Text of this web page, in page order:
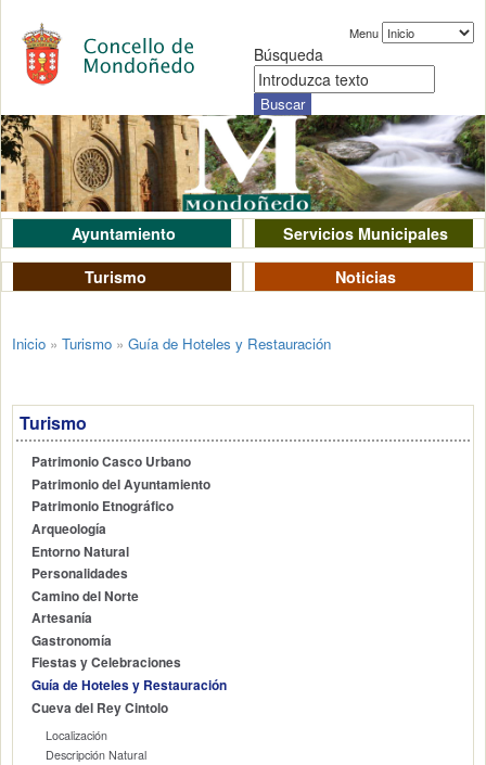
Menu
Búsqueda
Ayuntamiento
Servicios Municipales
Turismo
Noticias
Inicio » Turismo » Guía de Hoteles y Restauración
Turismo
Patrimonio Casco Urbano
Patrimonio del Ayuntamiento
Patrimonio Etnográfico
Arqueología
Entorno Natural
Personalidades
Camino del Norte
Artesanía
Gastronomía
Fiestas y Celebraciones
Guía de Hoteles y Restauración
Cueva del Rey Cintolo
Localización
Descripción Natural